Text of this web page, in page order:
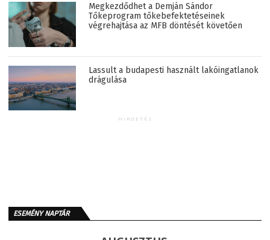
Megkezdődhet a Demján Sándor
Tőkeprogram tőkebefektetéseinek
végrehajtása az MFB döntését követően
Lassult a budapesti használt lakóingatlanok
drágulása
HIRDETÉS
ESEMÉNY NAPTÁR